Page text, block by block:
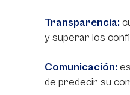
Transparencia:
y superar los
Comunicación:
de predecir su